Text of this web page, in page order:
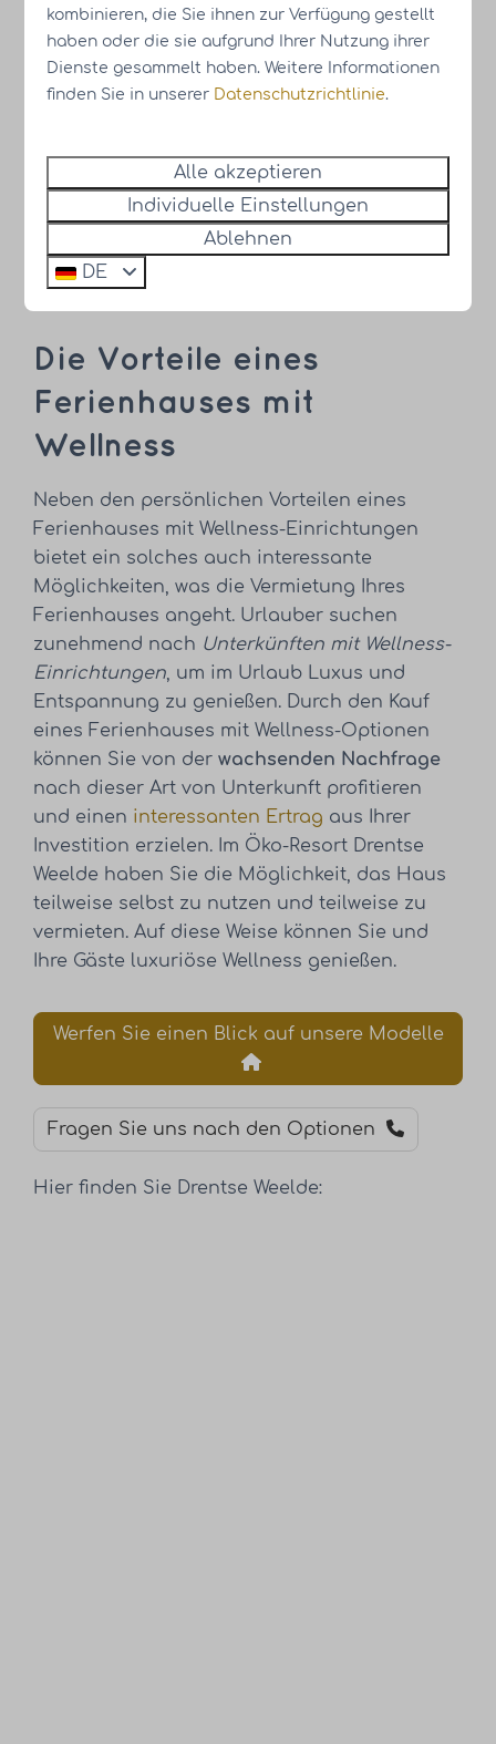
Die Vorteile eines
Ferienhauses mit
Wellness
Neben den persönlichen Vorteilen eines
Ferienhauses mit Wellness-Einrichtungen
bietet ein solches auch interessante
Möglichkeiten, was die Vermietung Ihres
Ferienhauses angeht. Urlauber suchen
zunehmend nach Unterkünften mit Wellness-
Einrichtungen, um im Urlaub Luxus und
Entspannung zu genießen. Durch den Kauf
eines Ferienhauses mit Wellness-Optionen
können Sie von derwachsenden Nachfrage
nach dieser Art von Unterkunft profitieren
und einen interessanten Ertrag aus Ihrer
Investition erzielen. Im Öko-Resort Drentse
Weelde haben Sie die Möglichkeit, das Haus
teilweise selbst zu nutzen und teilweise zu
vermieten. Auf diese Weise können Sie und
Ihre Gäste luxuriöse Wellness genießen.
Werfen Sie einen Blick auf unsere Modelle
Fragen Sie uns nach den Optionen
Hier finden Sie Drentse Weelde:
kombinieren, die Sie ihnen zur Verfügung gestellt
haben oder die sie aufgrund Ihrer Nutzung ihrer
Dienste gesammelt haben. Weitere Informationen
finden Sie in unserer Datenschutzrichtlinie.
Alle akzeptieren
Individuelle Einstellungen
Ablehnen
DE